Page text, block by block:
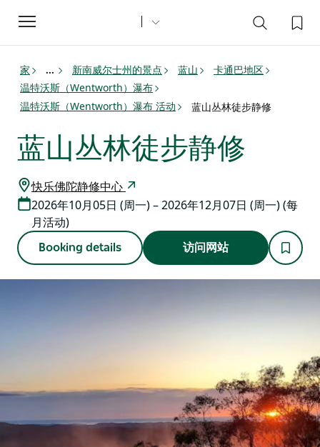
Toggle
navigation
家 ... 新南威尔士州的景点 蓝山
卡通巴地区
温特沃斯（Wentworth）瀑布
温特沃斯（Wentworth）瀑布 活动
蓝山丛林徒步静修
蓝山丛林徒步静修
快乐佛陀静修中心
2026年10月05日 (周一) – 2026年12月07日 (周一) (每
月活动)
Booking details 访问网站